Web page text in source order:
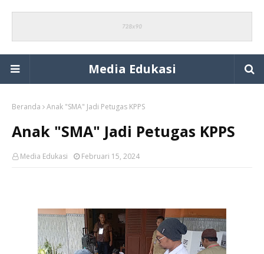
Media Edukasi
Beranda Anak "SMA" Jadi Petugas KPPS
Anak "SMA" Jadi Petugas KPPS
Media Edukasi Februari 15, 2024